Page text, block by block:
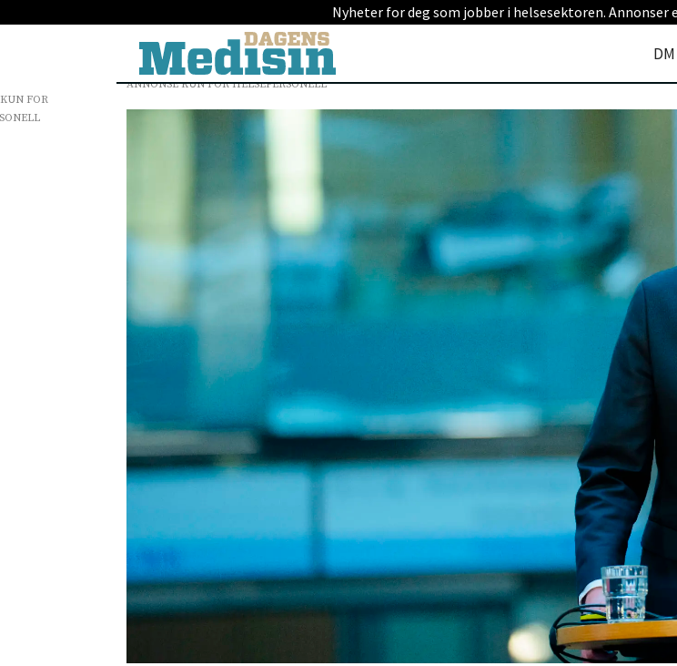
Nyheter for deg som jobber i helsesektoren.
ANNONSE KUN FOR HELSEPERSONELL
FOR